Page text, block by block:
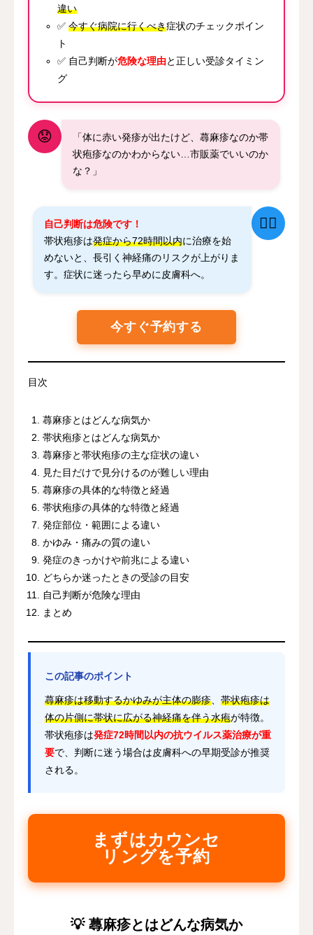
違い
✅ 今すぐ病院に行くべき症状のチェックポイン
ト
✅ 自己判断が危険な理由と正しい受診タイミン
グ
😟
「体に赤い発疹が出たけど、蕁麻疹なのか帯
状疱疹なのかわからない…市販薬でいいのか
な？」
👨‍⚕️
自己判断は危険です！
帯状疱疹は発症から72時間以内に治療を始
めないと、長引く神経痛のリスクが上がりま
す。症状に迷ったら早めに皮膚科へ。
今すぐ予約する
目次
蕁麻疹とはどんな病気か
帯状疱疹とはどんな病気か
蕁麻疹と帯状疱疹の主な症状の違い
見た目だけで見分けるのが難しい理由
蕁麻疹の具体的な特徴と経過
帯状疱疹の具体的な特徴と経過
発症部位・範囲による違い
かゆみ・痛みの質の違い
発症のきっかけや前兆による違い
どちらか迷ったときの受診の目安
自己判断が危険な理由
まとめ
この記事のポイント
蕁麻疹は移動するかゆみが主体の膨疹
帯状疱疹は
体の片側に帯状に広がる神経痛を伴う水疱が特徴。
帯状疱疹は発症72時間以内の抗ウイルス薬治療が重
要で、判断に迷う場合は皮膚科への早期受診が推奨
される。
まずはカウンセ
リングを予約
💡 蕁麻疹とはどんな病気か